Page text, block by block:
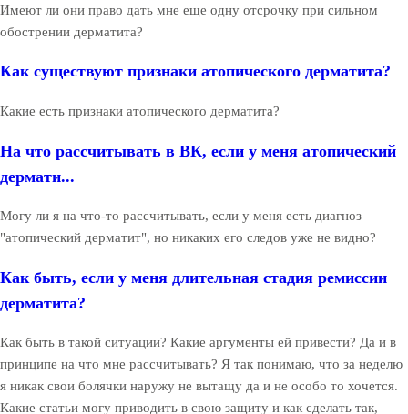
Имеют ли они право дать мне еще одну отсрочку при сильном
обострении дерматита?
Как существуют признаки атопического дерматита?
Какие есть признаки атопического дерматита?
На что рассчитывать в ВК, если у меня атопический
дермати...
Могу ли я на что-то рассчитывать, если у меня есть диагноз
"атопический дерматит", но никаких его следов уже не видно?
Как быть, если у меня длительная стадия ремиссии
дерматита?
Как быть в такой ситуации? Какие аргументы ей привести? Да и в
принципе на что мне рассчитывать? Я так понимаю, что за неделю
я никак свои болячки наружу не вытащу да и не особо то хочется.
Какие статьи могу приводить в свою защиту и как сделать так,